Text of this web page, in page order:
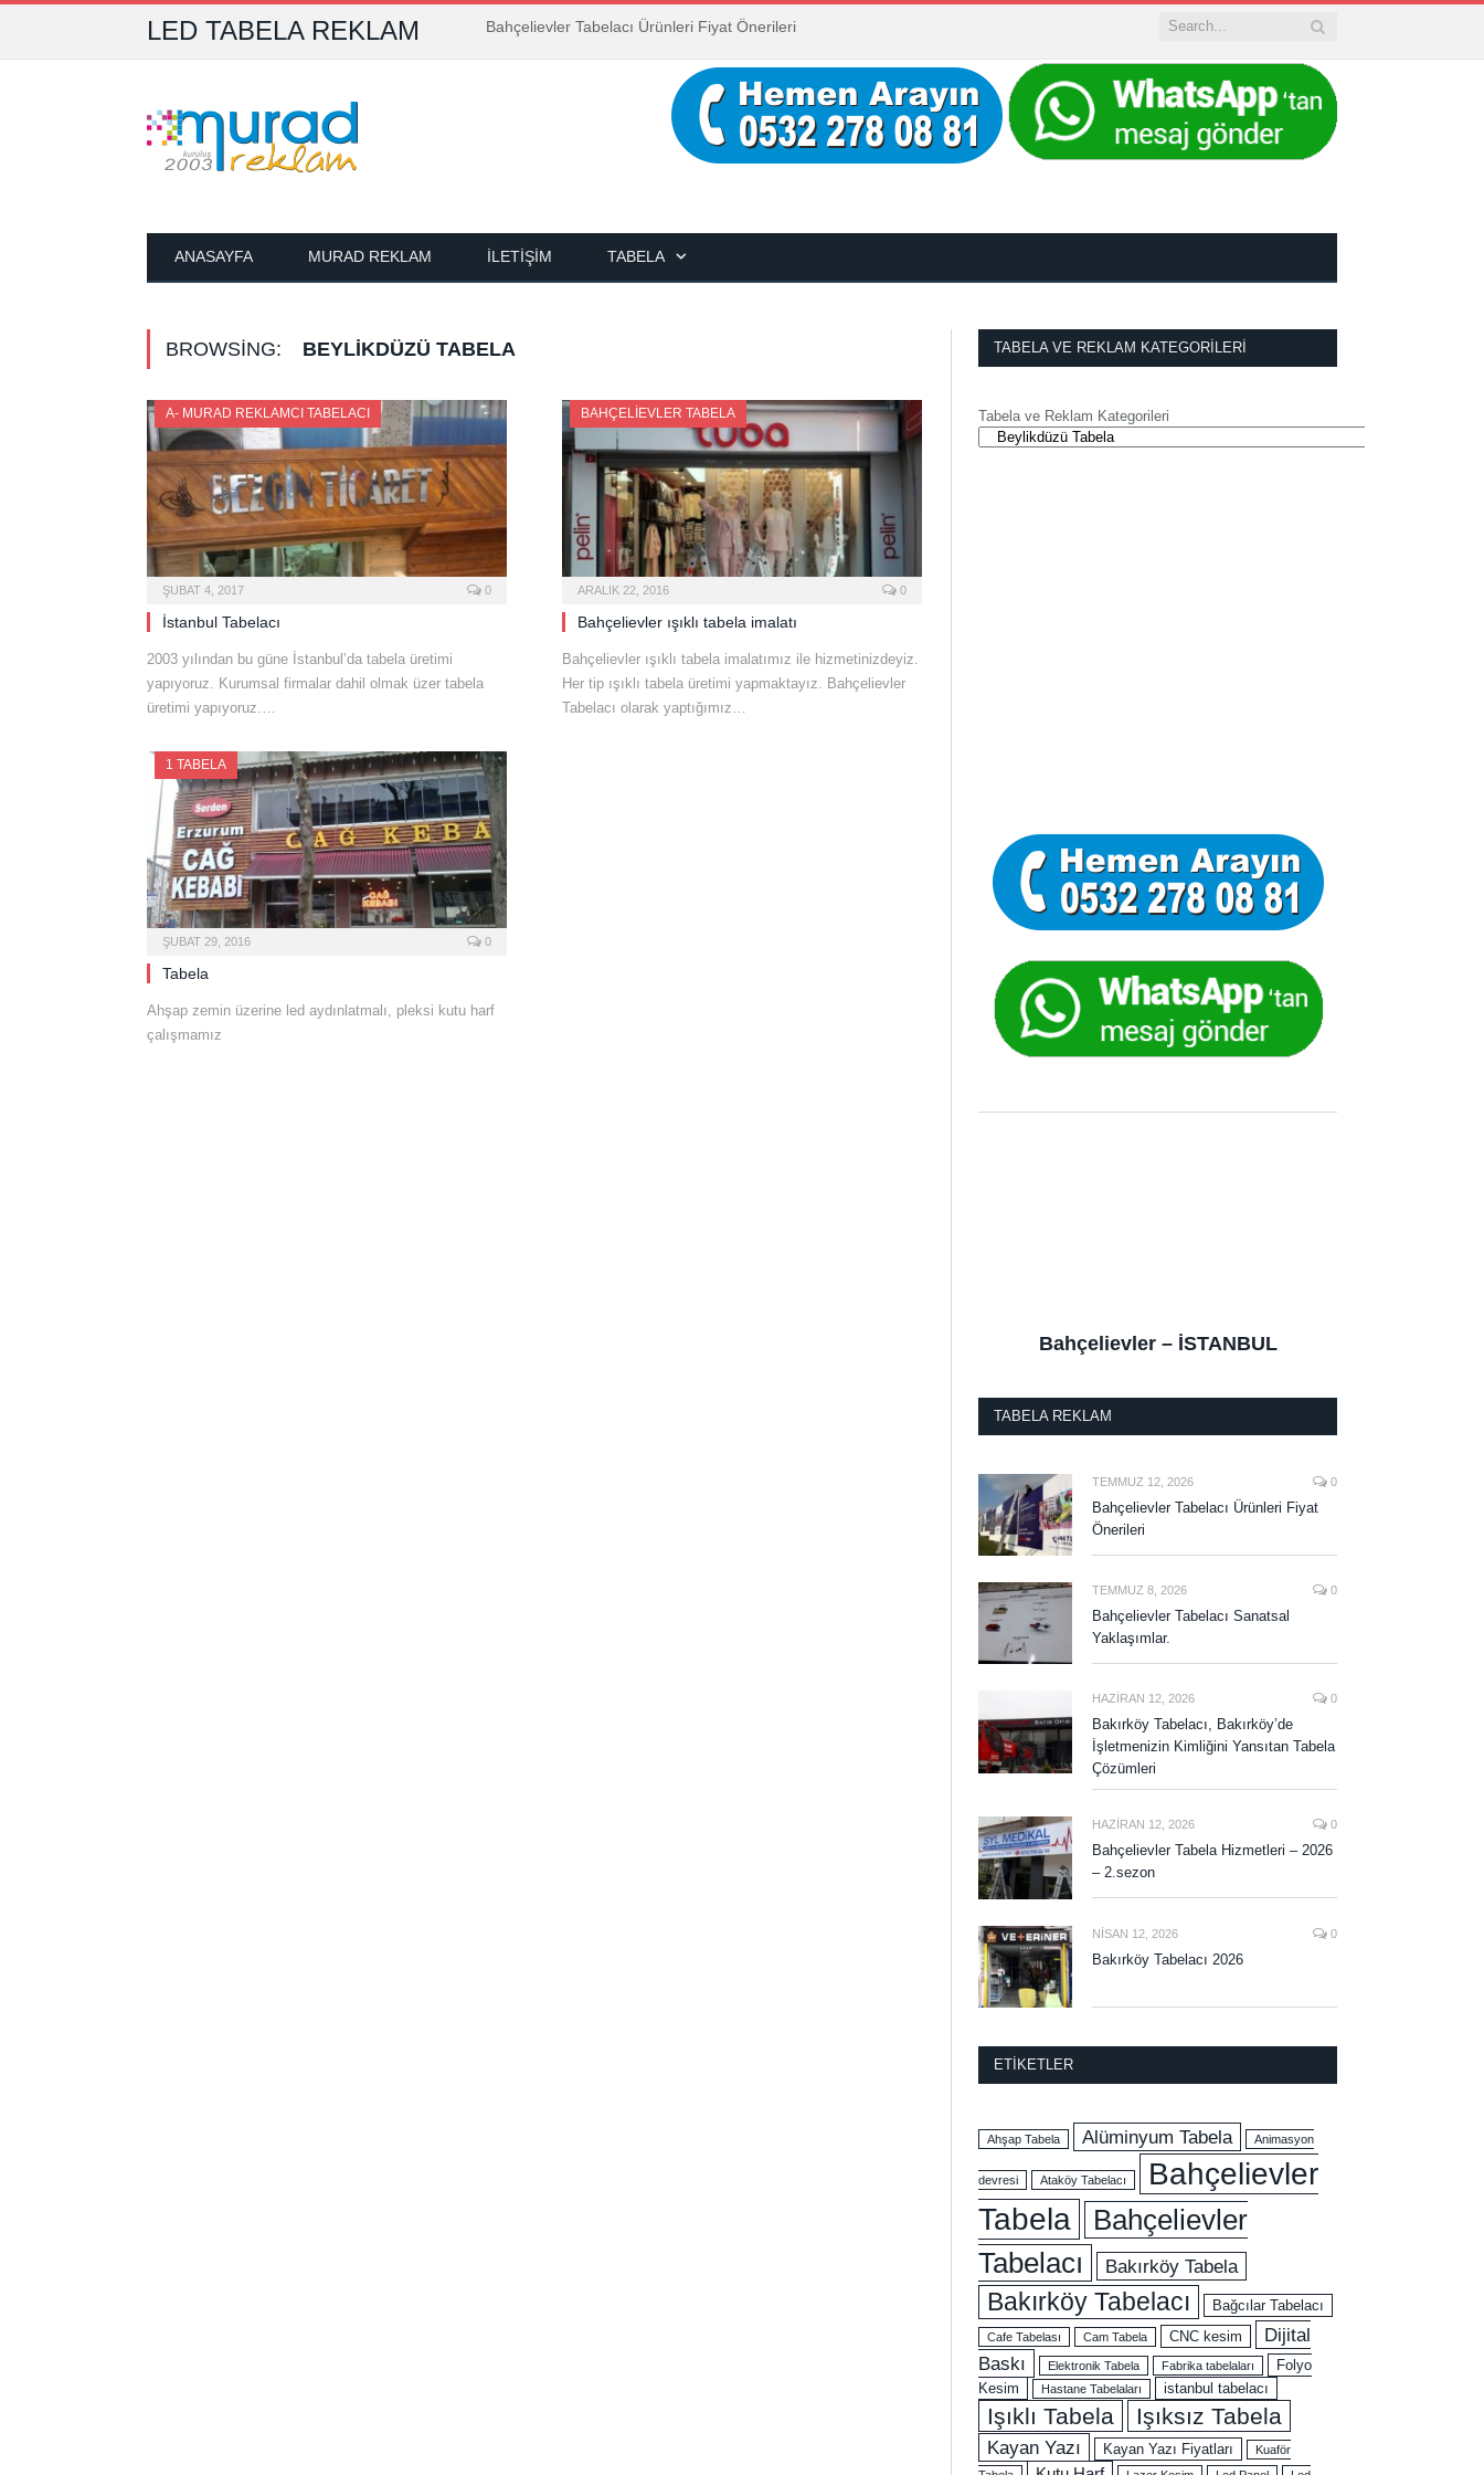
LED TABELA REKLAM Bahçelievler Tabelacı Ürünleri Fiyat Önerileri
ANASAYFA MURAD REKLAM İLETIŞIM TABELA
BROWSING: BEYLIKDÜZÜ TABELA
A- MURAD REKLAMCI TABELACI
ŞUBAT 4, 2017 0
İstanbul Tabelacı
2003 yılından bu güne İstanbul’da tabela üretimi
yapıyoruz. Kurumsal firmalar dahil olmak üzer tabela
üretimi yapıyoruz.…
BAHÇELIEVLER TABELA
ARALIK 22, 2016 0
Bahçelievler ışıklı tabela imalatı
Bahçelievler ışıklı tabela imalatımız ile hizmetinizdeyiz.
Her tip ışıklı tabela üretimi yapmaktayız. Bahçelievler
Tabelacı olarak yaptığımız…
1 TABELA
ŞUBAT 29, 2016 0
Tabela
Ahşap zemin üzerine led aydınlatmalı, pleksi kutu harf
çalışmamız
TABELA VE REKLAM KATEGORILERI
Tabela ve Reklam Kategorileri
Bahçelievler – İSTANBUL
TABELA REKLAM
TEMMUZ 12, 2026 0
Bahçelievler Tabelacı Ürünleri Fiyat
Önerileri
TEMMUZ 8, 2026 0
Bahçelievler Tabelacı Sanatsal
Yaklaşımlar.
HAZIRAN 12, 2026 0
Bakırköy Tabelacı, Bakırköy’de
İşletmenizin Kimliğini Yansıtan Tabela
Çözümleri
HAZIRAN 12, 2026 0
Bahçelievler Tabela Hizmetleri – 2026
– 2.sezon
NISAN 12, 2026 0
Bakırköy Tabelacı 2026
ETIKETLER
Ahşap Tabela Alüminyum Tabela Animasyon
devresi Ataköy Tabelacı
Bahçelievler
Tabela
Bahçelievler
Tabelacı
Bakırköy Tabela
Bakırköy Tabelacı Bağcılar Tabelacı
Cafe Tabelası Cam Tabela CNC kesim
Dijital
Baskı
Elektronik Tabela Fabrika tabelaları
Folyo
Kesim
Hastane Tabelaları istanbul tabelacı
Işıklı Tabela Işıksız Tabela
Kayan Yazı Kayan Yazı Fiyatları
Kuaför